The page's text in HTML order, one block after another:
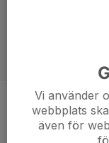
Position
Vi använder
webbplats
även för